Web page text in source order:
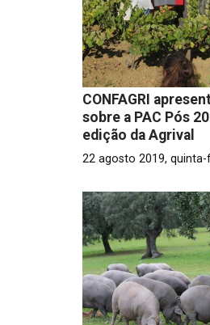
CONFAGRI
sobre a PAC Pós
edição da Agrival
22 agosto 2019,